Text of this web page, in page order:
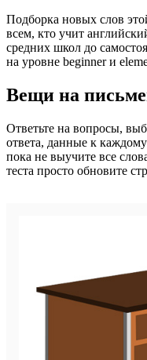
Подборка новых слов
всем, кто учит
средних школ до
на уровне beginner и
Вещи на
Ответьте на вопросы,
ответа, данные к
пока не выучите все
теста просто обновите